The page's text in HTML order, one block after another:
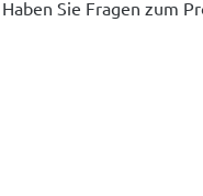
Haben Sie Fragen zum